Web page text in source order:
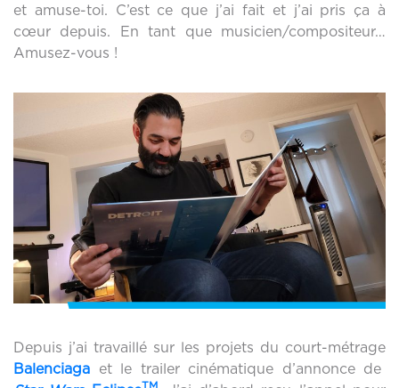
et amuse-toi. C’est ce que j’ai fait et j’ai pris ça à
cœur depuis. En tant que musicien/compositeur…
Amusez-vous !
Depuis j’ai travaillé sur les projets du court-métrage
Balenciaga et le trailer cinématique d’annonce de